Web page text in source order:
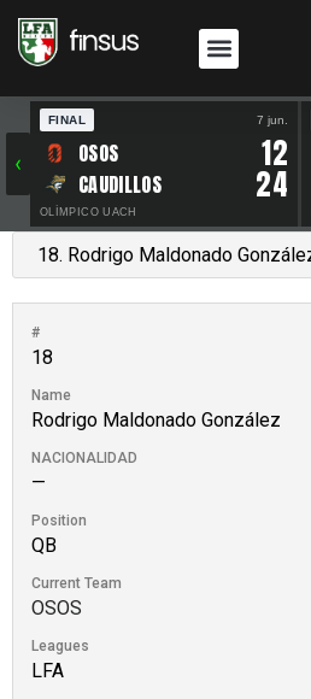
‹
FINAL 7 jun.
OSOS 12
CAUDILLOS 24
OLÍMPICO UACH
#
18
Name
Rodrigo Maldonado González
NACIONALIDAD
—
Position
QB
Current Team
OSOS
Leagues
LFA